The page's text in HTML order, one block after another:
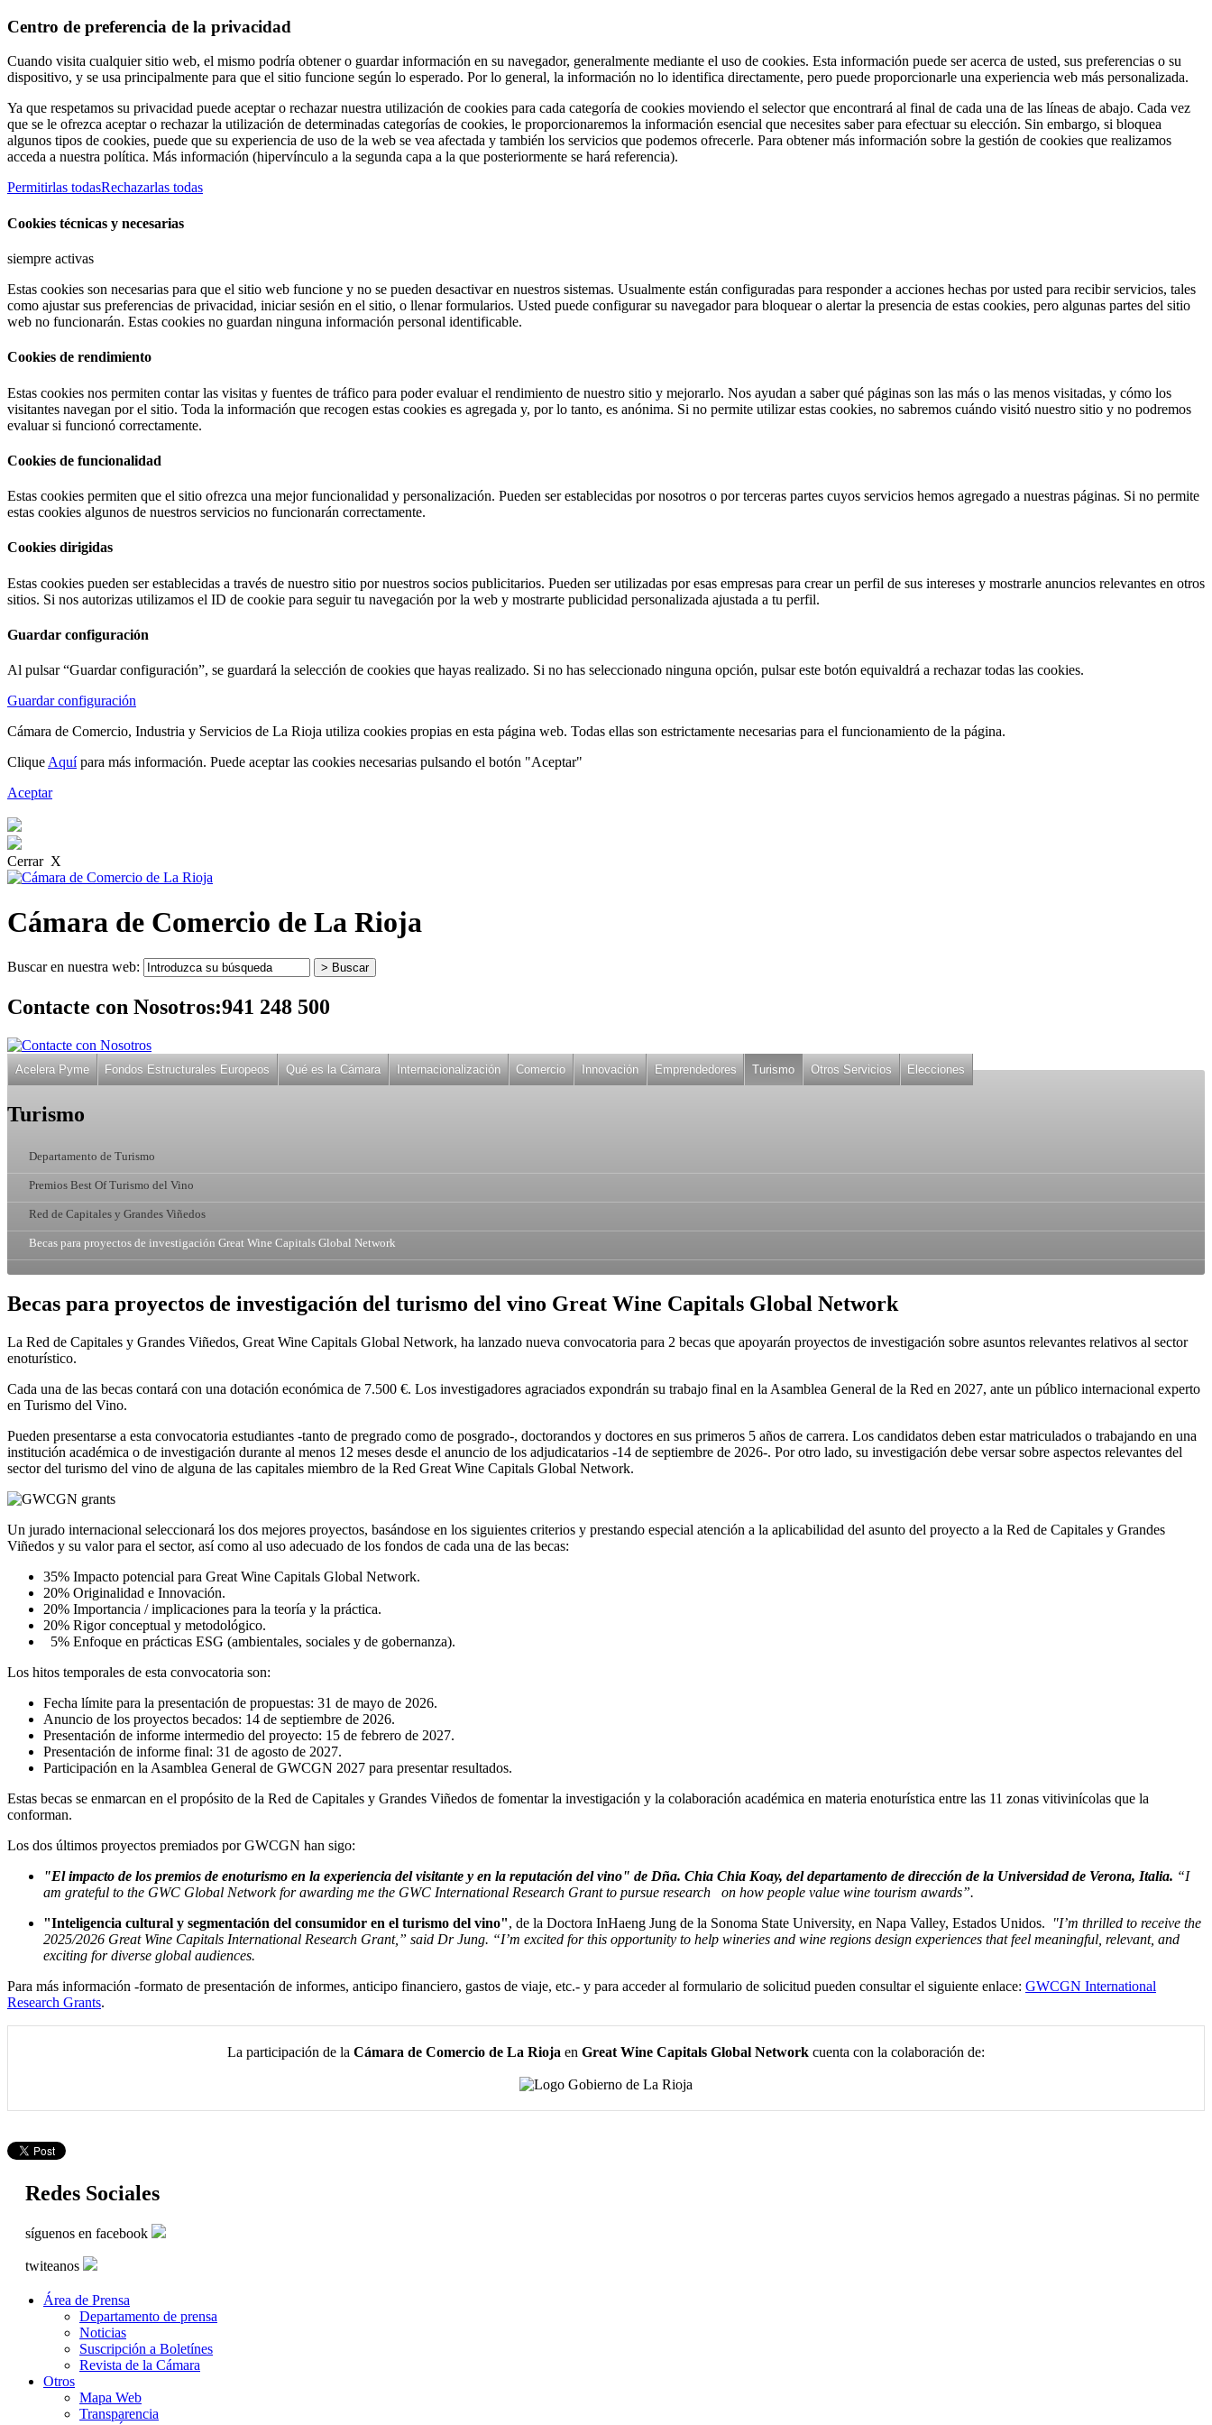
Centro de preferencia de la privacidad
Cuando visita cualquier sitio web, el mismo podría obtener o guardar información en su navegador, generalmente mediante el uso de cookies. Esta información puede ser acerca de usted, sus preferencias o su
dispositivo, y se usa principalmente para que el sitio funcione según lo esperado. Por lo general, la información no lo identifica directamente, pero puede proporcionarle una experiencia web más personalizada.
Ya que respetamos su privacidad puede aceptar o rechazar nuestra utilización de cookies para cada categoría de cookies moviendo el selector que encontrará al final de cada una de las líneas de abajo. Cada vez
que se le ofrezca aceptar o rechazar la utilización de determinadas categorías de cookies, le proporcionaremos la información esencial que necesites saber para efectuar su elección. Sin embargo, si bloquea
algunos tipos de cookies, puede que su experiencia de uso de la web se vea afectada y también los servicios que podemos ofrecerle. Para obtener más información sobre la gestión de cookies que realizamos
acceda a nuestra política. Más información (hipervínculo a la segunda capa a la que posteriormente se hará referencia).
Permitirlas todasRechazarlas todas
Cookies técnicas y necesarias
siempre activas
Estas cookies son necesarias para que el sitio web funcione y no se pueden desactivar en nuestros sistemas. Usualmente están configuradas para responder a acciones hechas por usted para recibir servicios, tales
como ajustar sus preferencias de privacidad, iniciar sesión en el sitio, o llenar formularios. Usted puede configurar su navegador para bloquear o alertar la presencia de estas cookies, pero algunas partes del sitio
web no funcionarán. Estas cookies no guardan ninguna información personal identificable.
Cookies de rendimiento
Estas cookies nos permiten contar las visitas y fuentes de tráfico para poder evaluar el rendimiento de nuestro sitio y mejorarlo. Nos ayudan a saber qué páginas son las más o las menos visitadas, y cómo los
visitantes navegan por el sitio. Toda la información que recogen estas cookies es agregada y, por lo tanto, es anónima. Si no permite utilizar estas cookies, no sabremos cuándo visitó nuestro sitio y no podremos
evaluar si funcionó correctamente.
Cookies de funcionalidad
Estas cookies permiten que el sitio ofrezca una mejor funcionalidad y personalización. Pueden ser establecidas por nosotros o por terceras partes cuyos servicios hemos agregado a nuestras páginas. Si no permite
estas cookies algunos de nuestros servicios no funcionarán correctamente.
Cookies dirigidas
Estas cookies pueden ser establecidas a través de nuestro sitio por nuestros socios publicitarios. Pueden ser utilizadas por esas empresas para crear un perfil de sus intereses y mostrarle anuncios relevantes en otros
sitios. Si nos autorizas utilizamos el ID de cookie para seguir tu navegación por la web y mostrarte publicidad personalizada ajustada a tu perfil.
Guardar configuración
Al pulsar “Guardar configuración”, se guardará la selección de cookies que hayas realizado. Si no has seleccionado ninguna opción, pulsar este botón equivaldrá a rechazar todas las cookies.
Guardar configuración
Cámara de Comercio, Industria y Servicios de La Rioja utiliza cookies propias en esta página web. Todas ellas son estrictamente necesarias para el funcionamiento de la página.
Clique Aquípara más información. Puede aceptar las cookies necesarias pulsando el botón "Aceptar"
Aceptar
Cerrar X
Cámara de Comercio de La Rioja
Buscar en nuestra web:
Contacte con Nosotros:941 248 500
Acelera Pyme Fondos Estructurales Europeos Qué es la Cámara Internacionalización Comercio Innovación Emprendedores Turismo Otros Servicios Elecciones
Turismo
Departamento de Turismo
Premios Best Of Turismo del Vino
Red de Capitales y Grandes Viñedos
Becas para proyectos de investigación Great Wine Capitals Global Network
Becas para proyectos de investigación del turismo del vino Great Wine Capitals Global Network
La Red de Capitales y Grandes Viñedos, Great Wine Capitals Global Network, ha lanzado nueva convocatoria para 2 becas que apoyarán proyectos de investigación sobre asuntos relevantes relativos al sector
enoturístico.
Cada una de las becas contará con una dotación económica de 7.500 €. Los investigadores agraciados expondrán su trabajo final en la Asamblea General de la Red en 2027, ante un público internacional experto
en Turismo del Vino.
Pueden presentarse a esta convocatoria estudiantes -tanto de pregrado como de posgrado-, doctorandos y doctores en sus primeros 5 años de carrera. Los candidatos deben estar matriculados o trabajando en una
institución académica o de investigación durante al menos 12 meses desde el anuncio de los adjudicatarios -14 de septiembre de 2026-. Por otro lado, su investigación debe versar sobre aspectos relevantes del
sector del turismo del vino de alguna de las capitales miembro de la Red Great Wine Capitals Global Network.
Un jurado internacional seleccionará los dos mejores proyectos, basándose en los siguientes criterios y prestando especial atención a la aplicabilidad del asunto del proyecto a la Red de Capitales y Grandes
Viñedos y su valor para el sector, así como al uso adecuado de los fondos de cada una de las becas:
35% Impacto potencial para Great Wine Capitals Global Network.
20% Originalidad e Innovación.
20% Importancia / implicaciones para la teoría y la práctica.
20% Rigor conceptual y metodológico.
5% Enfoque en prácticas ESG (ambientales, sociales y de gobernanza).
Los hitos temporales de esta convocatoria son:
Fecha límite para la presentación de propuestas: 31 de mayo de 2026.
Anuncio de los proyectos becados: 14 de septiembre de 2026.
Presentación de informe intermedio del proyecto: 15 de febrero de 2027.
Presentación de informe final: 31 de agosto de 2027.
Participación en la Asamblea General de GWCGN 2027 para presentar resultados.
Estas becas se enmarcan en el propósito de la Red de Capitales y Grandes Viñedos de fomentar la investigación y la colaboración académica en materia enoturística entre las 11 zonas vitivinícolas que la
conforman.
Los dos últimos proyectos premiados por GWCGN han sigo:
"El impacto de los premios de enoturismo en la experiencia del visitante y en la reputación del vino" de Dña. Chia Chia Koay, del departamento de dirección de la Universidad de Verona, Italia. “I
am grateful to the GWC Global Network for awarding me the GWC International Research Grant to pursue research on how people value wine tourism awards”.
"Inteligencia cultural y segmentación del consumidor en el turismo del vino", de la Doctora InHaeng Jung de la Sonoma State University, en Napa Valley, Estados Unidos.
"I’m thrilled to receive the
2025/2026 Great Wine Capitals International Research Grant,” said Dr Jung. “I’m excited for this opportunity to help wineries and wine regions design experiences that feel meaningful, relevant, and
exciting for diverse global audiences.
Para más información -formato de presentación de informes, anticipo financiero, gastos de viaje, etc.- y para acceder al formulario de solicitud pueden consultar el siguiente enlace: GWCGN International
Research Grants.
La participación de la Cámara de Comercio de La Rioja en Great Wine Capitals Global Network cuenta con la colaboración de:
Redes Sociales
síguenos en facebook
twiteanos
Área de Prensa
Departamento de prensa
Noticias
Suscripción a Boletínes
Revista de la Cámara
Otros
Mapa Web
Transparencia